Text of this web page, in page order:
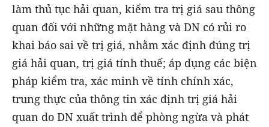
làm thủ tục hải quan, kiểm tra trị giá sau thông
quan đối với những mặt hàng và DN có rủi ro
khai báo sai về trị giá, nhằm xác định đúng trị
giá hải quan, trị giá tính thuế; áp dụng các biện
pháp kiểm tra, xác minh về tính chính xác,
trung thực của thông tin xác định trị giá hải
quan do DN xuất trình để phòng ngừa và phát